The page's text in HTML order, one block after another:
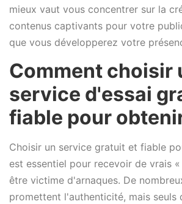
mieux vaut vous concentrer sur la
contenus captivants pour votre
que vous développerez votre
Comment choisir
service d'essai
fiable pour
Choisir un service gratuit et fiable
est essentiel pour recevoir de vrais
être victime d'arnaques. De
promettent l'authenticité, mais seuls